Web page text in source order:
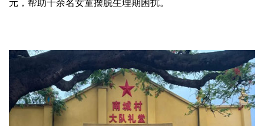
元，帮助千余名女童摆脱生理期困扰。